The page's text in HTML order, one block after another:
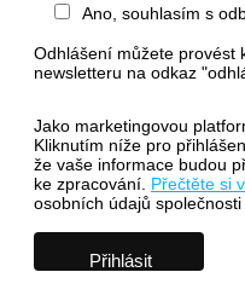
Ano, souhlasím s
Odhlášení můžete provést
newsletteru na odkaz
Jako marketingovou
Kliknutím níže pro
že vaše informace budou
ke zpracování. Přečtěte si
osobních údajů společnosti